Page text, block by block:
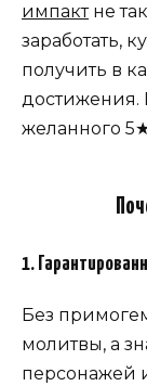
импактне
заработать,
получить в
достижения.
желанного
1.
Без
молитвы, а
персонажей